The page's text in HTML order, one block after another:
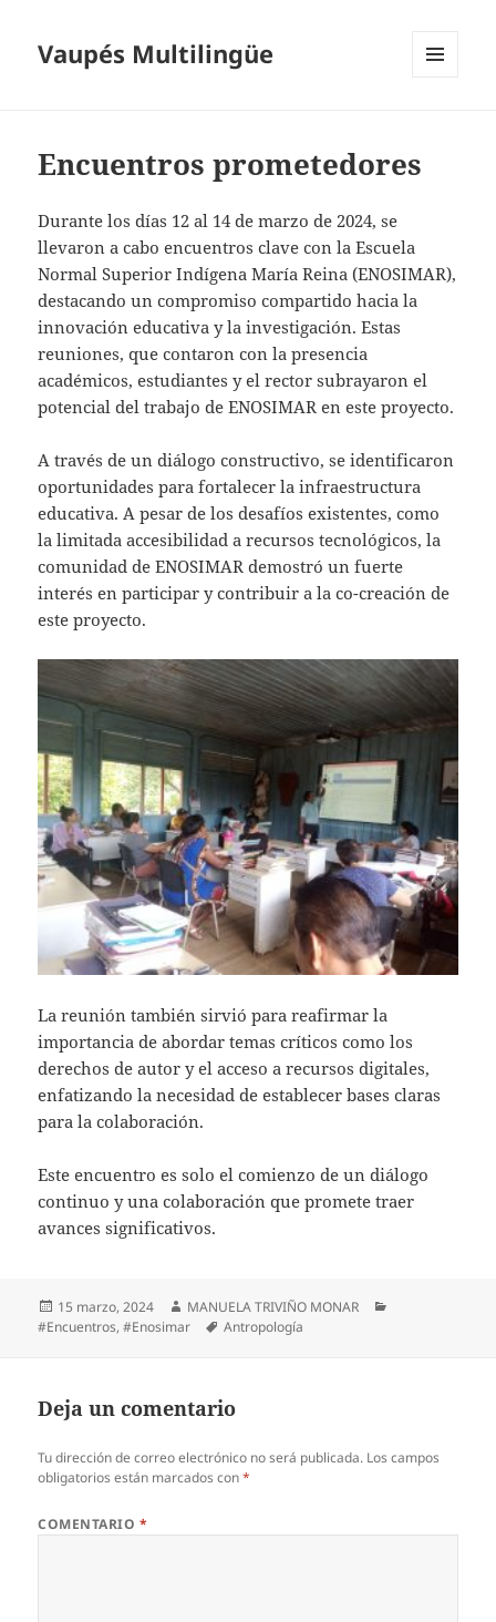
Vaupés Multilingüe
Encuentros prometedores
Durante los días 12 al 14 de marzo de 2024, se
llevaron a cabo encuentros clave con la Escuela
Normal Superior Indígena María Reina (ENOSIMAR),
destacando un compromiso compartido hacia la
innovación educativa y la investigación. Estas
reuniones, que contaron con la presencia
académicos, estudiantes y el rector subrayaron el
potencial del trabajo de ENOSIMAR en este proyecto.
A través de un diálogo constructivo, se identificaron
oportunidades para fortalecer la infraestructura
educativa. A pesar de los desafíos existentes, como
la limitada accesibilidad a recursos tecnológicos, la
comunidad de ENOSIMAR demostró un fuerte
interés en participar y contribuir a la co-creación de
este proyecto.
La reunión también sirvió para reafirmar la
importancia de abordar temas críticos como los
derechos de autor y el acceso a recursos digitales,
enfatizando la necesidad de establecer bases claras
para la colaboración.
Este encuentro es solo el comienzo de un diálogo
continuo y una colaboración que promete traer
avances significativos.
15 marzo, 2024
MANUELA TRIVIÑO MONAR
#Encuentros,#Enosimar Antropología
Deja un comentario
Tu dirección de correo electrónico no será publicada. Los campos
obligatorios están marcados con*
COMENTARIO *